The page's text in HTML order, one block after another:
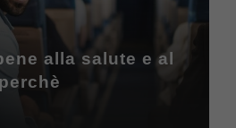
alla salute e al